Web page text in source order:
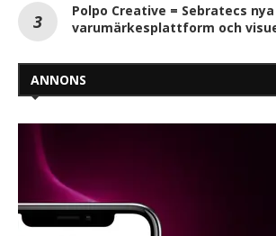
Polpo Creative = Sebratecs nya
varumärkesplattform och
ANNONS